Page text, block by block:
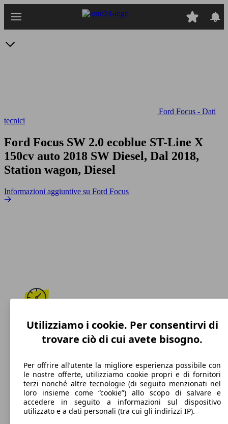
Ford Focus - Dati
tecnici
Ford Focus SW 2.0 ecoblue ST-Line X
150cv auto 2018 SW Diesel, Dal 2018,
Station wagon, Diesel
Informazioni aggiuntive su Ford Focus
205 km/h
Velocità massima
Diesel
Carburante
Utilizziamo i cookie. Per consentirvi di
trovare ciò di cui avete bisogno.
Per offrire all’utente la migliore esperienza possibile con
le nostre offerte, utilizziamo cookie propri e di fornitori
terzi nonché altre tecnologie (di seguito menzionati nel
loro insieme come “cookie”) allo scopo di salvare e
accedere in seguito a informazioni sul dispositivo
utilizzato e a dati personali (tra cui gli indirizzi IP).